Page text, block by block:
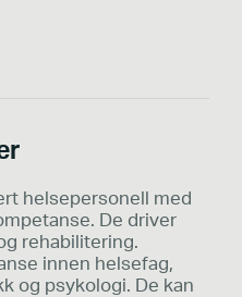
helsepersonell med
De driver
rehabilitering.
innen helsefag,
og psykologi. De kan